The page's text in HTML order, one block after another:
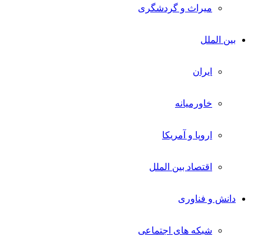
میراث و گردشگری
بین الملل
ایران
خاورمیانه
اروپا و آمریکا
اقتصاد بین الملل
دانش و فناوری
شبکه های اجتماعی